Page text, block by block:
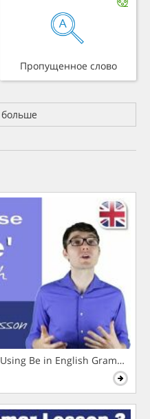
Пропущенное слово
больше
Be in English Grammar